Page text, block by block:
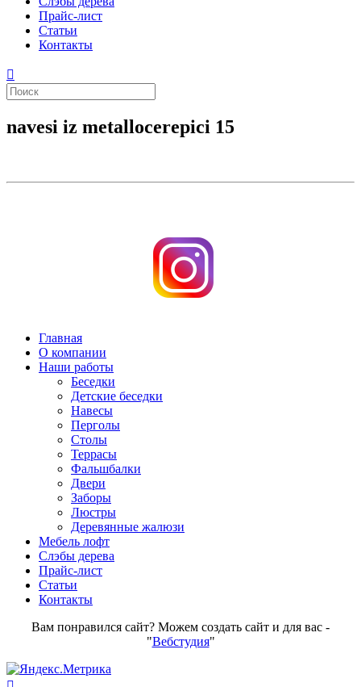
Прайс-лист
Статьи
Контакты
navesi iz metallocerepici 15
Главная
О компании
Наши работы
Беседки
Детские беседки
Навесы
Перголы
Столы
Террасы
Фальшбалки
Двери
Заборы
Люстры
Деревянные жалюзи
Мебель лофт
Слэбы дерева
Прайс-лист
Статьи
Контакты
Вам понравился сайт? Можем создать сайт и для вас -
"Вебстудия"